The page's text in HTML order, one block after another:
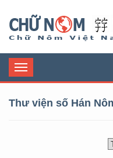
Toggle
navigation
Thư viện số Hán